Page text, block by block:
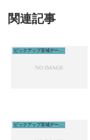
関連記事
ピックアップ音域データ解説